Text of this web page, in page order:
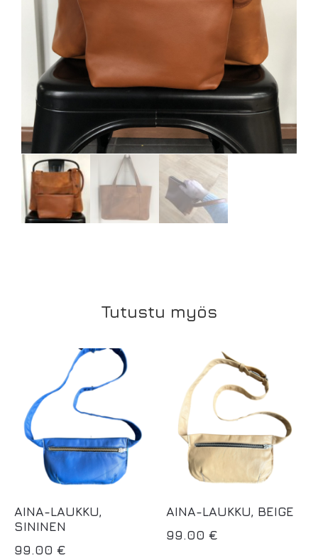
Tutustu myös
AINA-LAUKKU,
SININEN
99.00 €
AINA-LAUKKU, BEIGE
99.00 €